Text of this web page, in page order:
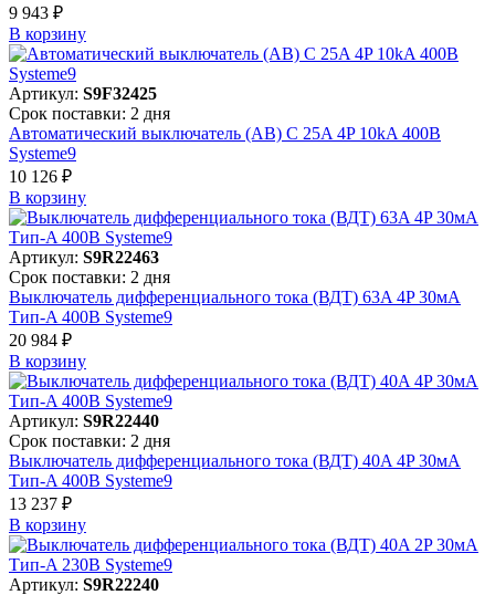
9 943 ₽
В корзинy
Артикул: S9F32425
Срок поставки: 2 дня
Автоматический выключатель (АВ) C 25A 4P 10kA 400В
Systeme9
10 126 ₽
В корзинy
Артикул: S9R22463
Срок поставки: 2 дня
Выключатель дифференциального тока (ВДТ) 63A 4P 30мА
Тип-A 400В Systeme9
20 984 ₽
В корзинy
Артикул: S9R22440
Срок поставки: 2 дня
Выключатель дифференциального тока (ВДТ) 40A 4P 30мА
Тип-A 400В Systeme9
13 237 ₽
В корзинy
Артикул: S9R22240